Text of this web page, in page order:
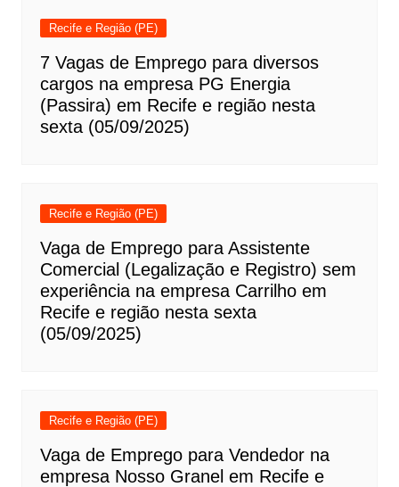
Recife e Região (PE)
7 Vagas de Emprego para diversos
cargos na empresa PG Energia
(Passira) em Recife e região nesta
sexta (05/09/2025)
Recife e Região (PE)
Vaga de Emprego para Assistente
Comercial (Legalização e Registro) sem
experiência na empresa Carrilho em
Recife e região nesta sexta
(05/09/2025)
Recife e Região (PE)
Vaga de Emprego para Vendedor na
empresa Nosso Granel em Recife e